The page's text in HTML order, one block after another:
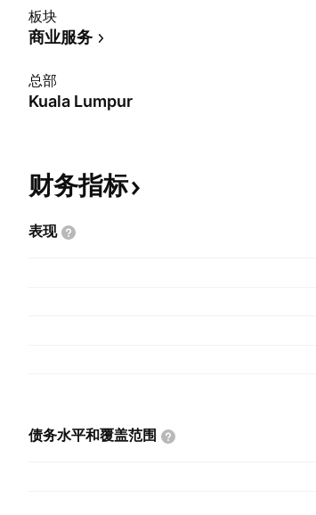
板块
商业服务
总部
Kuala Lumpur
财务指标
表现
债务水平和覆盖范围